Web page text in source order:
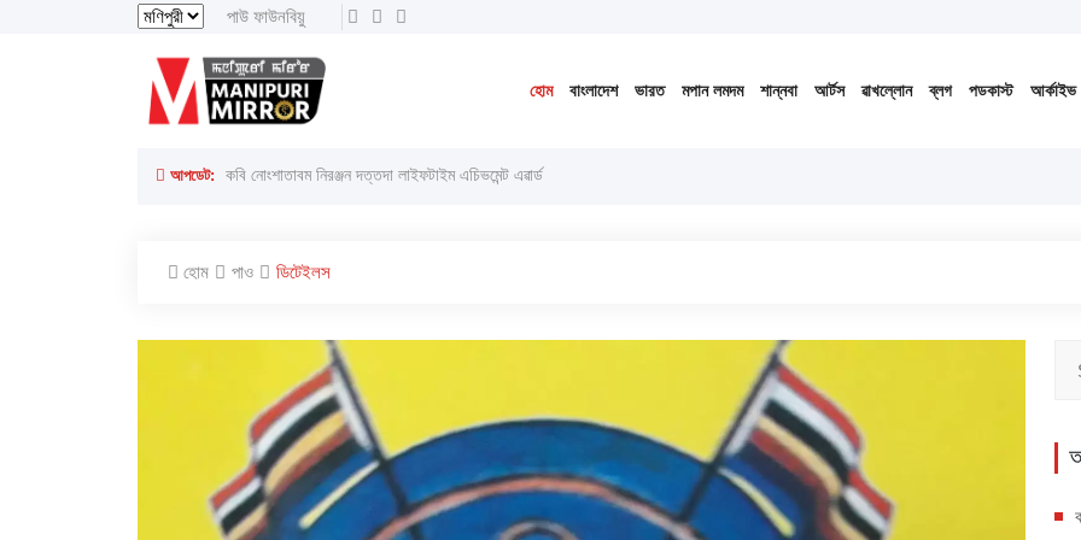
পাউ ফাউনবিয়ু
ইরাই, ৭ অগাস্ট ২০২৬ ইং
হোম বাংলাদেশ ভারত মপান লমদম শান্নবা আর্টস ৱাখল্লোন ব্লগ পডকাস্ট আর্কাইভ
আপডেট:
কবি নোংশাতাবম নিরঞ্জন দত্তদা লাইফটাইম এচিভমেন্ট এৱার্ড
লাইরেল্লাকপম হেরামনিগী '' অতিয়াগী তেলেঙ্গা '' ফোঙখ্রে
হোম পাও ডিটেইলস